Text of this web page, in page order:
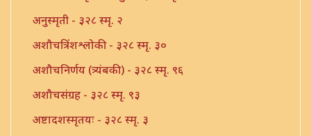
अनुस्मृती - ३२८ स्मृ. २
अशौचत्रिंशश्लोकी - ३२८ स्मृ. ३०
अशौचनिर्णय (त्र्यंबकी) - ३२८ स्मृ. ९६
अशौचसंग्रह - ३२८ स्मृ. ९३
अष्टादशस्मृतयः - ३२८ स्मृ. ३